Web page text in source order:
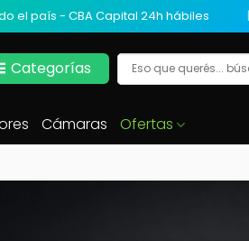
el país - CBA Capital 24h hábiles
Categorías
Cámaras Ofertas